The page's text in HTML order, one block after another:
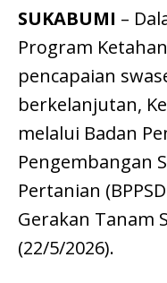
SUKABUMI –
Program
pencapaian
berkelanjutan,
melalui Badan
Pengembangan
Pertanian
Gerakan Tanam
(22/5/2026).